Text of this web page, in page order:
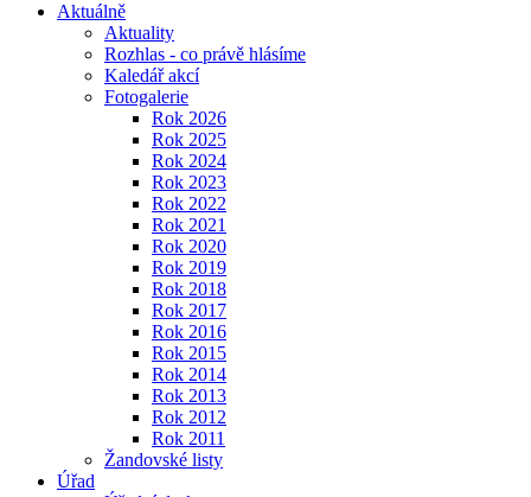
Aktuálně
Aktuality
Rozhlas - co právě hlásíme
Kaledář akcí
Fotogalerie
Rok 2026
Rok 2025
Rok 2024
Rok 2023
Rok 2022
Rok 2021
Rok 2020
Rok 2019
Rok 2018
Rok 2017
Rok 2016
Rok 2015
Rok 2014
Rok 2013
Rok 2012
Rok 2011
Žandovské listy
Úřad